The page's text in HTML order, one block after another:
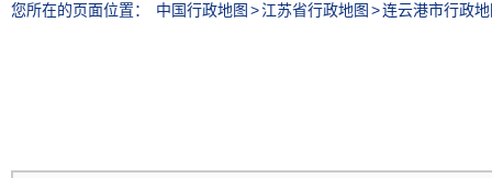
您所在的页面位置： 中国行政地图 >江苏省行政地图 >连云港市行政